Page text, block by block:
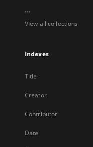
...
View all collections
Indexes
Title
Creator
Contributor
Date